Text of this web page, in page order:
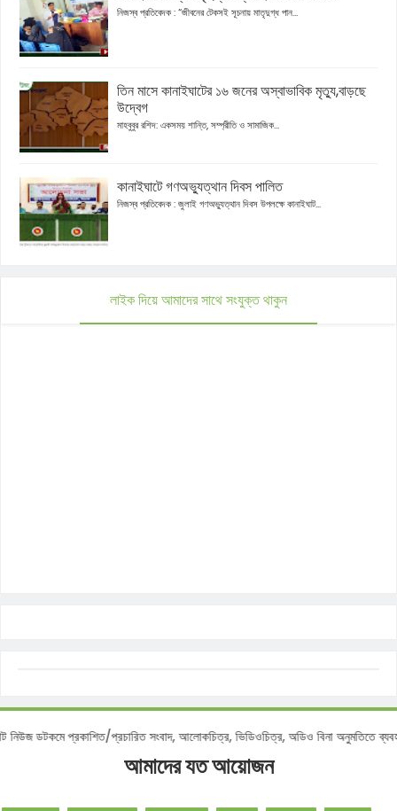
নিজস্ব প্রতিবেদক : “জীবনের টেকসই সূচনায় মাতৃদুগ্ধ পান...
তিন মাসে কানাইঘাটের ১৬ জনের অস্বাভাবিক মৃত্যু,বাড়ছে
উদ্বেগ
মাহবুবুর রশিদ: একসময় শান্তি, সম্প্রীতি ও সামাজিক...
কানাইঘাটে গণঅভ্যুত্থান দিবস পালিত
নিজস্ব প্রতিবেদক : জুলাই গণঅভ্যুত্থান দিবস উপলক্ষে কানাইঘাট...
লাইক দিয়ে আমাদের সাথে সংযুক্ত থাকুন
প্রকাশিত/প্রচারিত সংবাদ, আলোকচিত্র, ভিডিওচিত্র, অডিও বিনা অনুমতিতে ব্যবহার
আমাদের যত আয়োজন